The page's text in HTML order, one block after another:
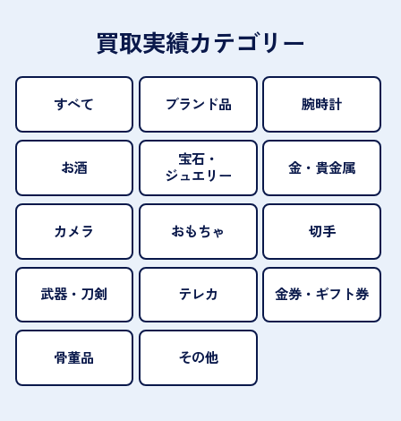
買取実績カテゴリー
すべて ブランド品 腕時計
お酒
宝石・
ジュエリー
金・貴金属
カメラ おもちゃ 切手
武器・刀剣 テレカ 金券・ギフト券
骨董品 その他